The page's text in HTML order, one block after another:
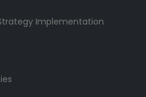
Implementation